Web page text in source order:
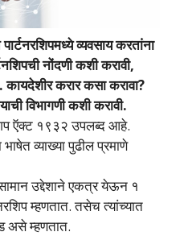
व्यवसाय करतांना
नोंदणी कशी करावी,
कायदेशीर करार कसा करावा?
विभागणी कशी करावी.
ऍक्ट १९३२ उपलब्द आहे.
भाषेत व्याख्या पुढील प्रमाणे
उद्देशाने एकत्र येऊन १
म्हणतात. तसेच त्यांच्यात
असे म्हणतात.